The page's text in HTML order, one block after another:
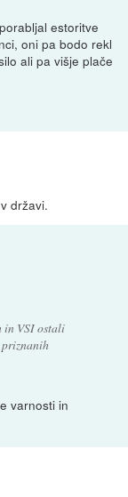
estoritve
oni pa bodo rekl
ali pa višje plače
državi.
in VSI ostali
varnosti in